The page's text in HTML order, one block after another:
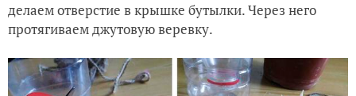
делаем отверстие в крышке бутылки. Через него
протягиваем джутовую веревку.